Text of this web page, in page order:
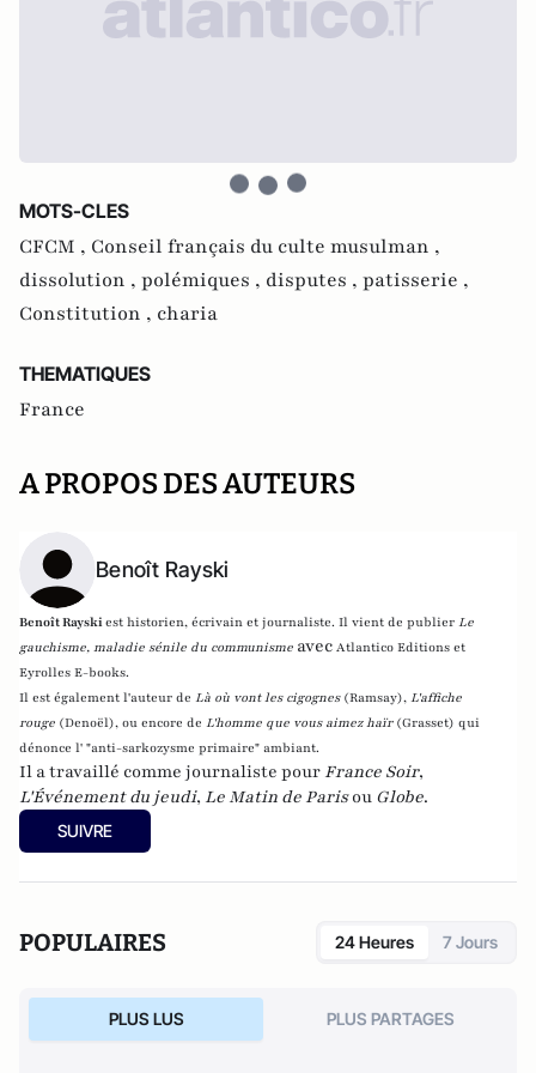
MOTS-CLES
CFCM , Conseil français du culte musulman ,
dissolution , polémiques , disputes , patisserie ,
Constitution , charia
THEMATIQUES
France
A PROPOS DES AUTEURS
Benoît Rayski
Benoît Rayskiest historien, écrivain et journaliste. Il vient de publier Le
gauchisme, maladie sénile du communisme avec Atlantico Editions et
Eyrolles E-books.
Il est également l'auteur de Là où vont les cigognes (Ramsay), L'affiche
rouge (Denoël), ou encore de L'homme que vous aimez haïr (Grasset) qui
dénonce l' "anti-sarkozysme primaire" ambiant.
Il a travaillé comme journaliste pour France Soir,
L'Événement du jeudi, Le Matin de Parisou Globe.
SUIVRE
POPULAIRES 24 Heures 7 Jours
PLUS LUS PLUS PARTAGES